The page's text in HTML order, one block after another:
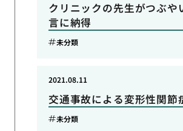
クリニックの先生がつぶや
言に納得
未分類
交通事故による変形性関節
2021.08.11
未分類